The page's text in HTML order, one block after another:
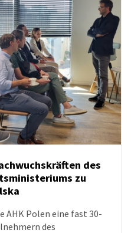
des
zu
AHK Polen eine fast 30-
des